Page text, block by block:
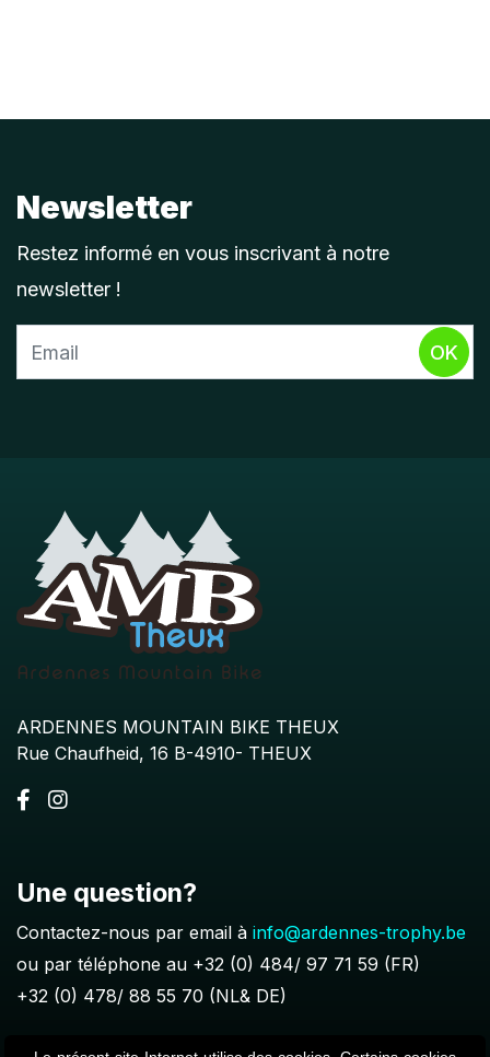
Newsletter
Restez informé en vous inscrivant à notre
newsletter !
OK
ARDENNES MOUNTAIN BIKE THEUX
Rue Chaufheid, 16 B-4910- THEUX
Une question?
Contactez-nous par email à info@ardennes-trophy.be
ou par téléphone au +32 (0) 484/ 97 71 59 (FR)
+32 (0) 478/ 88 55 70 (NL& DE)